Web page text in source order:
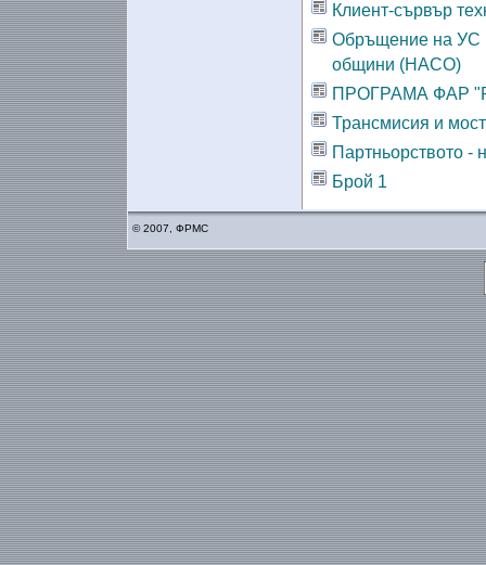
Клиент-сървър
Обръщение на УС
общини (НАСО)
ПРОГРАМА ФАР
Трансмисия и
Партньорството -
Брой 1
© 2007, ФРМС